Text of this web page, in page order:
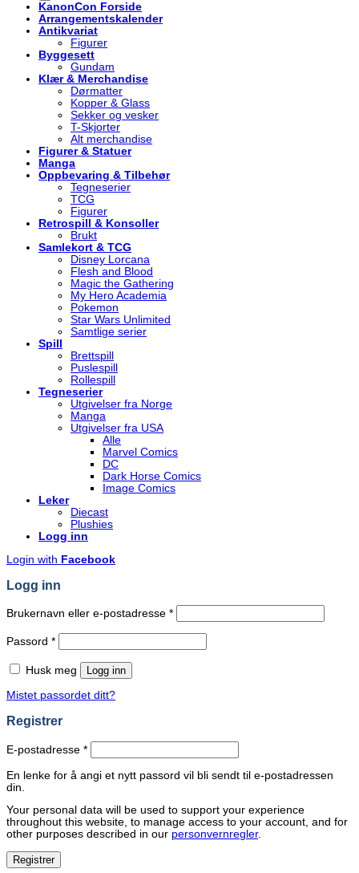
KanonCon Forside
Arrangementskalender
Antikvariat
Figurer
Byggesett
Gundam
Klær & Merchandise
Dørmatter
Kopper & Glass
Sekker og vesker
T-Skjorter
Alt merchandise
Figurer & Statuer
Manga
Oppbevaring & Tilbehør
Tegneserier
TCG
Figurer
Retrospill & Konsoller
Brukt
Samlekort & TCG
Disney Lorcana
Flesh and Blood
Magic the Gathering
My Hero Academia
Pokemon
Star Wars Unlimited
Samtlige serier
Spill
Brettspill
Puslespill
Rollespill
Tegneserier
Utgivelser fra Norge
Manga
Utgivelser fra USA
Alle
Marvel Comics
DC
Dark Horse Comics
Image Comics
Leker
Diecast
Plushies
Logg inn
Login with Facebook
Logg inn
Brukernavn eller e-postadresse *Påkrevd
Passord *Påkrevd
Husk meg Logg inn
Mistet passordet ditt?
Registrer
E-postadresse *Påkrevd
En lenke for å angi et nytt passord vil bli sendt til e-postadressen
din.
Your personal data will be used to support your experience
throughout this website, to manage access to your account, and for
other purposes described in our personvernregler.
Registrer